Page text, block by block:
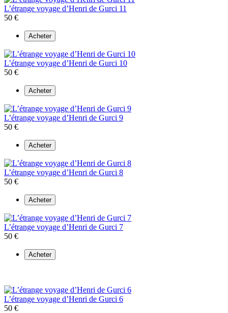
L’étrange voyage d’Henri de Gurci 11
50 €
Acheter
L’étrange voyage d’Henri de Gurci 10
50 €
Acheter
L’étrange voyage d’Henri de Gurci 9
50 €
Acheter
L’étrange voyage d’Henri de Gurci 8
50 €
Acheter
L’étrange voyage d’Henri de Gurci 7
50 €
Acheter
L’étrange voyage d’Henri de Gurci 6
50 €